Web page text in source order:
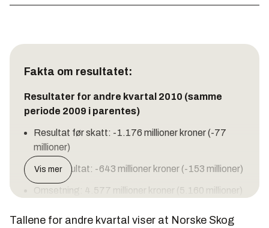
Fakta om resultatet:
Resultater for andre kvartal 2010 (samme
periode 2009 i parentes)
Resultat før skatt: -1.176 millioner kroner (-77
millioner)
Driftsresultat: -643 millioner kroner (-153 millioner)
Omsetning: 4.577 millioner kroner (5.160 millioner)
Vis mer
Tallene for andre kvartal viser at Norske Skog